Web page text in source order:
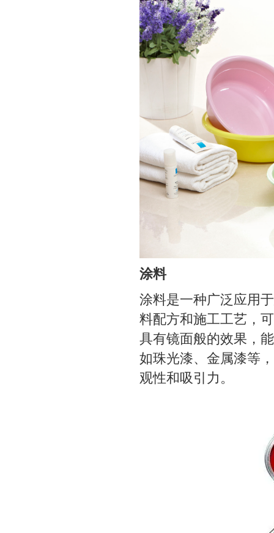
涂料
涂料是一种广泛应用
料配方和施工工艺，
具有镜面般的效果，
如珠光漆、金属漆等
观性和吸引力。